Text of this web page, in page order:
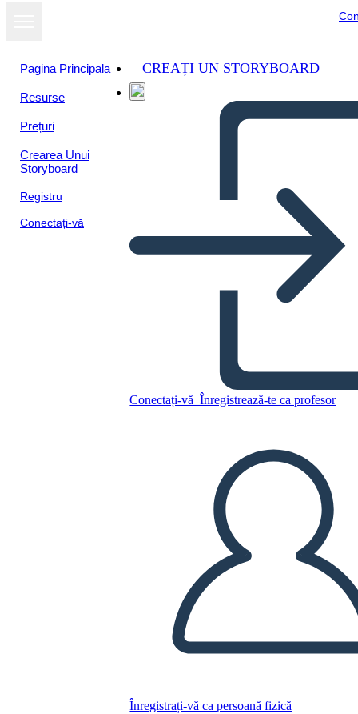
Pagina Principala
Resurse
Prețuri
Crearea Unui
Storyboard
Registru
Conectați-vă
CREAȚI UN STORYBOARD
Conectați-vă Înregistrează-te ca profesor
Înregistrați-vă ca persoană fizică
T-schéma 3 Řádky
Copiați acest Storyboard
CREAȚI UN STORYBOARD
CITESTE-MI